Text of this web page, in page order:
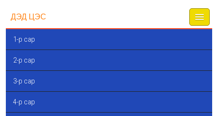
ДЭД ЦЭС
1-р сар
2-р сар
3-р сар
4-р сар